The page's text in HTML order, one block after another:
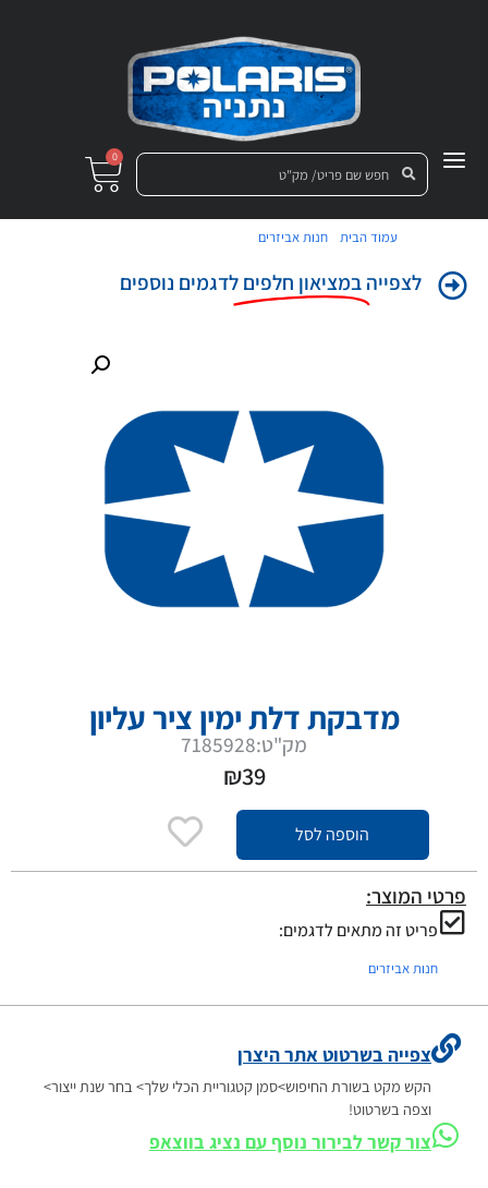
0
עמוד הבית חנות אביזרים
לצפייהבמציאון חלפים לדגמים נוספים
מדבקת דלת ימין ציר עליון
מק"ט:7185928
₪39
הוספה לסל
פרטי המוצר:
פריט זה מתאים לדגמים:
חנות אביזרים
צפייה בשרטוט אתר היצרן
הקש מקט בשורת החיפוש>סמן קטגוריית הכלי שלך> בחר שנת ייצור>
וצפה בשרטוט!
צור קשר לבירור נוסף עם נציג בווצאפ